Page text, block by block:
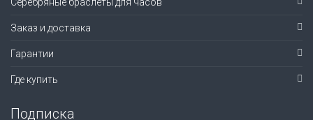
Серебряные браслеты для часов
Заказ и доставка
Гарантии
Где купить
Подписка